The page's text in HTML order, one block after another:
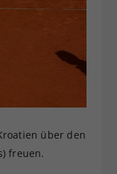
über den
freuen.